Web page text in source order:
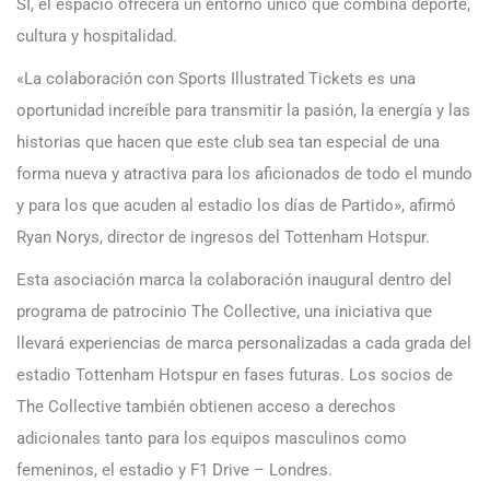
SI, el espacio ofrecerá un entorno único que combina deporte,
cultura y hospitalidad.
«La colaboración con Sports Illustrated Tickets es una
oportunidad increíble para transmitir la pasión, la energía y las
historias que hacen que este club sea tan especial de una
forma nueva y atractiva para los aficionados de todo el mundo
y para los que acuden al estadio los días de Partido», afirmó
Ryan Norys, director de ingresos del Tottenham Hotspur.
Esta asociación marca la colaboración inaugural dentro del
programa de patrocinio The Collective, una iniciativa que
llevará experiencias de marca personalizadas a cada grada del
estadio Tottenham Hotspur en fases futuras. Los socios de
The Collective también obtienen acceso a derechos
adicionales tanto para los equipos masculinos como
femeninos, el estadio y F1 Drive – Londres.